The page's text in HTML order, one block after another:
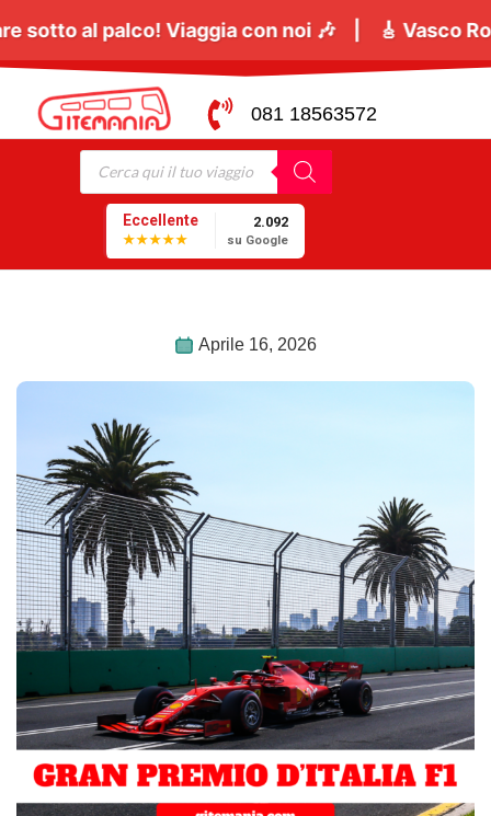
tutti a cantare sotto al palco! Viaggia con noi
081 18563572
Eccellente
★★★★★
2.092
su Google
Aprile 16, 2026